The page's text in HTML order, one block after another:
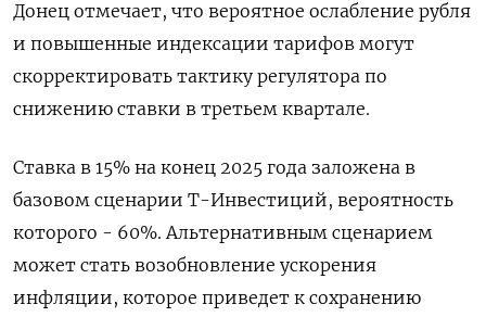
Донец отмечает, что вероятное ослабление рубля
и повышенные индексации тарифов могут
скорректировать тактику регулятора по
снижению ставки в третьем квартале.
Ставка в 15% на конец 2025 года заложена в
базовом сценарии Т-Инвестиций, вероятность
которого - 60%. Альтернативным сценарием
может стать возобновление ускорения
инфляции, которое приведет к сохранению